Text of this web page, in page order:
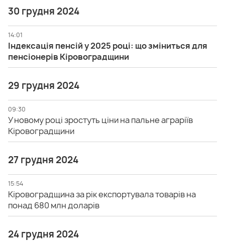
30 грудня 2024
14:01
Індексація пенсій у 2025 році: що зміниться для
пенсіонерів Кіровоградщини
29 грудня 2024
09:30
У новому році зростуть ціни на пальне аграріїв
Кіровоградщини
27 грудня 2024
15:54
Кіровоградщина за рік експортувала товарів на
понад 680 млн доларів
24 грудня 2024